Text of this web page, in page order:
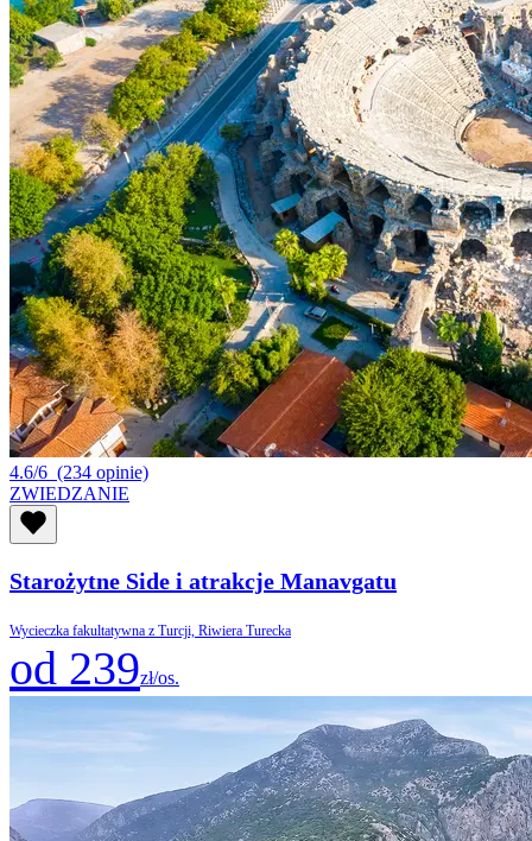
4.6/6 (234 opinie)
ZWIEDZANIE
Starożytne Side i atrakcje Manavgatu
Wycieczka fakultatywna z Turcji, Riwiera Turecka
od 239zł/os.